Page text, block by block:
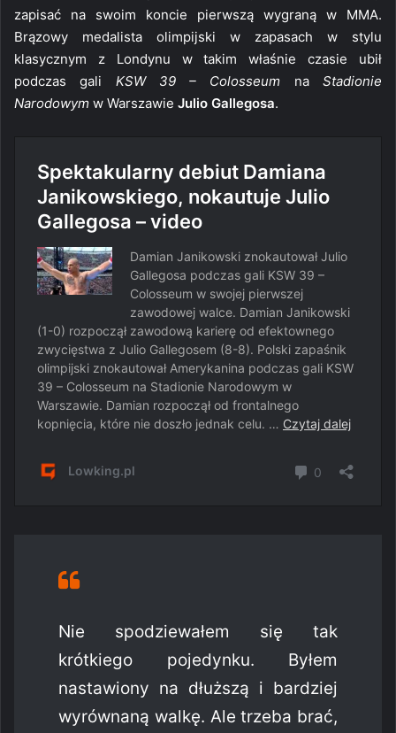
zapisać na swoim koncie pierwszą wygraną w MMA.
Brązowy medalista olimpijski w zapasach w stylu
klasycznym z Londynu w takim właśnie czasie ubił
podczas gali KSW 39 – Colosseum naStadionie
Narodowym w Warszawie Julio Gallegosa.
Nie spodziewałem się tak
krótkiego pojedynku. Byłem
nastawiony na dłuższą i bardziej
wyrównaną walkę. Ale trzeba brać,